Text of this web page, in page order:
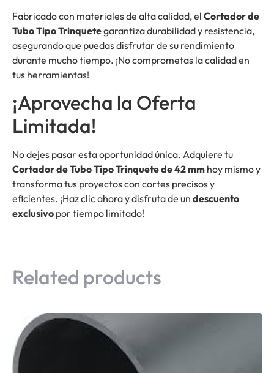
Fabricado con materiales de alta calidad, el Cortador de
Tubo Tipo Trinquetegarantiza durabilidad y resistencia,
asegurando que puedas disfrutar de su rendimiento
durante mucho tiempo. ¡No comprometas la calidad en
tus herramientas!
¡Aprovecha la Oferta
Limitada!
No dejes pasar esta oportunidad única. Adquiere tu
Cortador de Tubo Tipo Trinquete de 42 mm hoy mismo y
transforma tus proyectos con cortes precisos y
eficientes. ¡Haz clic ahora y disfruta de un descuento
exclusivo por tiempo limitado!
Related products